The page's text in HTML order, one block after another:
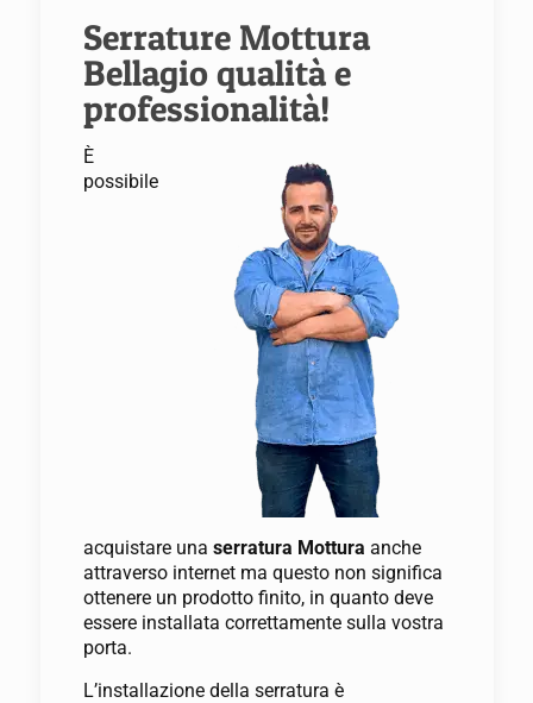
Serrature Mottura
Bellagio qualità e
professionalità!
È
possibile
acquistare una serratura Mottura anche
attraverso internet ma questo non significa
ottenere un prodotto finito, in quanto deve
essere installata correttamente sulla vostra
porta.
L’installazione della serratura è